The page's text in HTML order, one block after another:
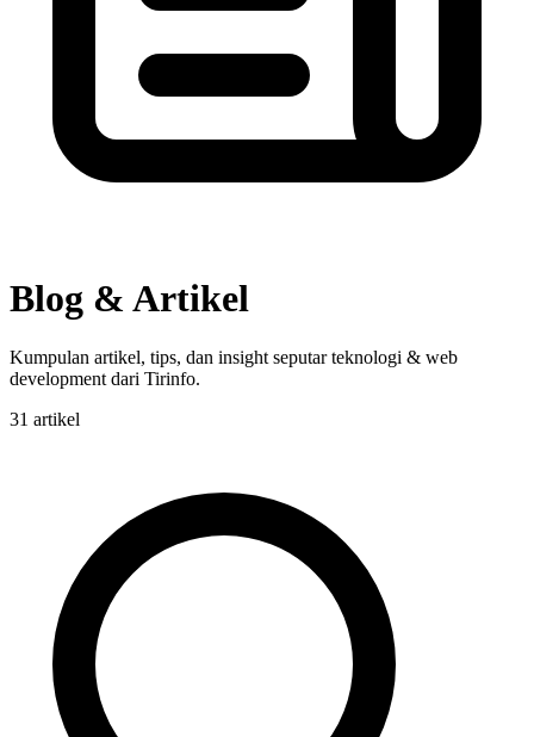
Blog & Artikel
Kumpulan artikel, tips, dan insight seputar teknologi & web
development dari Tirinfo.
31 artikel